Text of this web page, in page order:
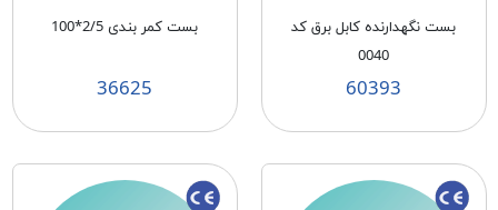
بست نگهدارنده كابل برق كد
0040
60393
بست کمر بندی 2/5*100
36625